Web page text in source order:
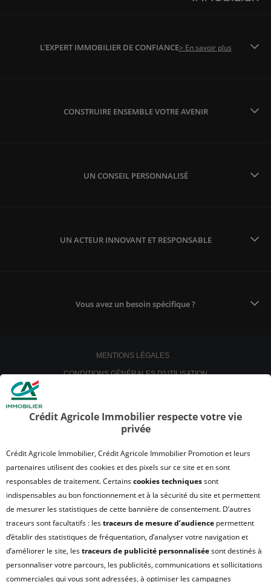
L'EXPERT IMMOBILIER DE CONFIANCE> En savoir plus
CONSTRUIRE ENSEMBLE VOTRE AVENIR
UN CONSEIL PERSONNALISÉ
UN ACTEUR INNOVANT ET RESPONSABLE
Vous avez un besoin spécifique ?
MENTIONS LÉGALES
CONDITIONS GÉNÉRALES D'UTILISATION
SATISFACTION CLIENT
UN PROBLÈME SUR LE SITE ?
PLAN DU SITE
QUI SOMMES NOUS ?
MODULE DE GESTION DES COOKIES
HONORAIRES TRANSACTION
Crédit Agricole Immobilier respecte votre vie
privée
Crédit Agricole Immobilier, Crédit Agricole Immobilier Promotion et leurs
partenaires utilisent des cookies et des pixels sur ce site et en sont
responsables de traitement. Certainscookies techniquessont
indispensables au bon fonctionnement et à la sécurité du site et permettent
de mesurer les statistiques de cette bannière de consentement. D’autres
traceurs sont facultatifs : lestraceurs de mesure d’audience permettent
d’établir des statistiques de fréquentation, d’analyser votre navigation et
d’améliorer le site, lestraceurs de publicité personnaliséesont destinés à
personnaliser votre parcours, les publicités, communications et sollicitations
commerciales qui vous sont adressées, à optimiser les campagnes